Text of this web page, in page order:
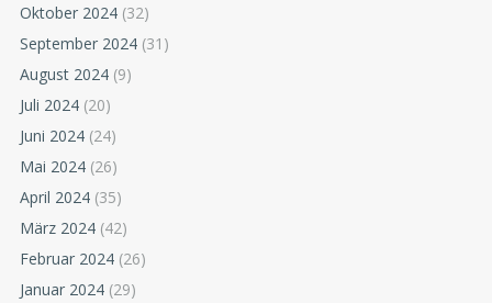
Oktober 2024 (32)
September 2024 (31)
August 2024 (9)
Juli 2024 (20)
Juni 2024 (24)
Mai 2024 (26)
April 2024 (35)
März 2024 (42)
Februar 2024 (26)
Januar 2024 (29)